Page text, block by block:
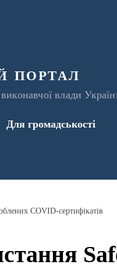
портал
влади
Для громадськості
COVID-сертифікатів